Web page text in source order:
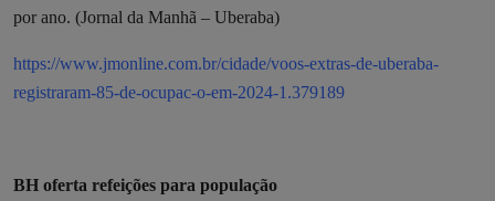
por ano. (Jornal da Manhã – Uberaba)
https://www.jmonline.com.br/cidade/voos-extras-de-uberaba-
registraram-85-de-ocupac-o-em-2024-1.379189
BH oferta refeições para população